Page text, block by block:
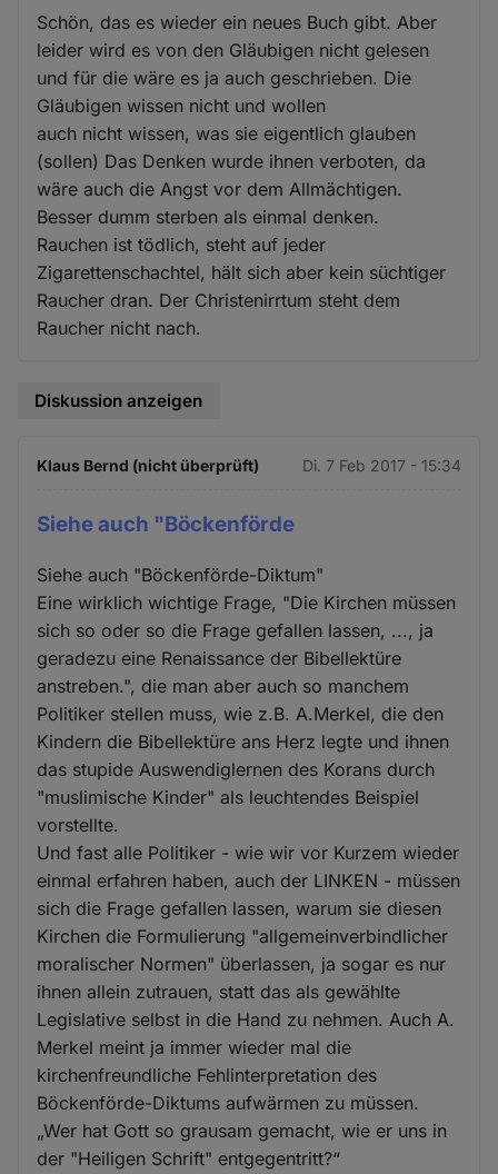
Schön, das es wieder ein neues Buch gibt. Aber
leider wird es von den Gläubigen nicht gelesen
und für die wäre es ja auch geschrieben. Die
Gläubigen wissen nicht und wollen
auch nicht wissen, was sie eigentlich glauben
(sollen) Das Denken wurde ihnen verboten, da
wäre auch die Angst vor dem Allmächtigen.
Besser dumm sterben als einmal denken.
Rauchen ist tödlich, steht auf jeder
Zigarettenschachtel, hält sich aber kein süchtiger
Raucher dran. Der Christenirrtum steht dem
Raucher nicht nach.
Diskussion anzeigen
Klaus Bernd (nicht überprüft) Di. 7 Feb 2017 - 15:34
Siehe auch "Böckenförde
Siehe auch "Böckenförde-Diktum"
Eine wirklich wichtige Frage, "Die Kirchen müssen
sich so oder so die Frage gefallen lassen, ..., ja
geradezu eine Renaissance der Bibellektüre
anstreben.", die man aber auch so manchem
Politiker stellen muss, wie z.B. A.Merkel, die den
Kindern die Bibellektüre ans Herz legte und ihnen
das stupide Auswendiglernen des Korans durch
"muslimische Kinder" als leuchtendes Beispiel
vorstellte.
Und fast alle Politiker - wie wir vor Kurzem wieder
einmal erfahren haben, auch der LINKEN - müssen
sich die Frage gefallen lassen, warum sie diesen
Kirchen die Formulierung "allgemeinverbindlicher
moralischer Normen" überlassen, ja sogar es nur
ihnen allein zutrauen, statt das als gewählte
Legislative selbst in die Hand zu nehmen. Auch A.
Merkel meint ja immer wieder mal die
kirchenfreundliche Fehlinterpretation des
Böckenförde-Diktums aufwärmen zu müssen.
„Wer hat Gott so grausam gemacht, wie er uns in
der "Heiligen Schrift" entgegentritt?“